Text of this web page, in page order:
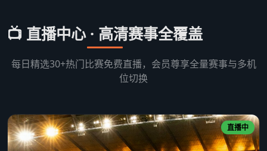
📺 直播中心 · 高清赛事全覆盖
每日精选30+热门比赛免费直播，会员尊享全量赛事与多机
位切换
直播中